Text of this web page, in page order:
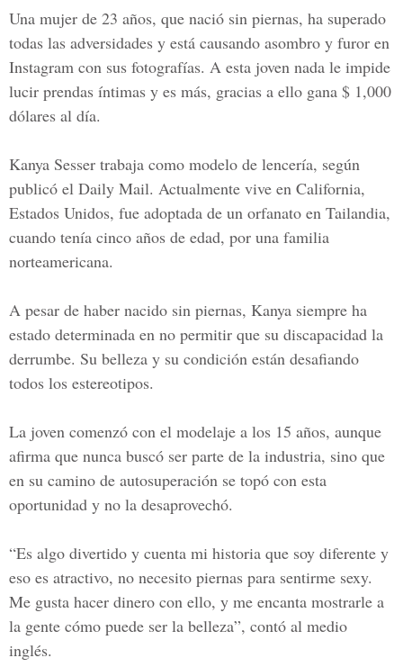
Una mujer de 23 años, que nació sin piernas, ha superado
todas las adversidades y está causando asombro y furor en
Instagram con sus fotografías. A esta joven nada le impide
lucir prendas íntimas y es más, gracias a ello gana $ 1,000
dólares al día.
Kanya Sesser trabaja como modelo de lencería, según
publicó el Daily Mail. Actualmente vive en California,
Estados Unidos, fue adoptada de un orfanato en Tailandia,
cuando tenía cinco años de edad, por una familia
norteamericana.
A pesar de haber nacido sin piernas, Kanya siempre ha
estado determinada en no permitir que su discapacidad la
derrumbe. Su belleza y su condición están desafiando
todos los estereotipos.
La joven comenzó con el modelaje a los 15 años, aunque
afirma que nunca buscó ser parte de la industria, sino que
en su camino de autosuperación se topó con esta
oportunidad y no la desaprovechó.
“Es algo divertido y cuenta mi historia que soy diferente y
eso es atractivo, no necesito piernas para sentirme sexy.
Me gusta hacer dinero con ello, y me encanta mostrarle a
la gente cómo puede ser la belleza”, contó al medio
inglés.